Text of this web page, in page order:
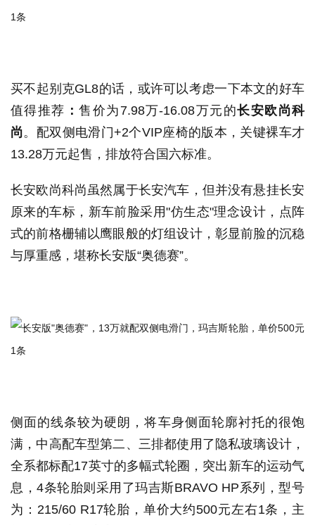
买不起别克GL8的话，或许可以考虑一下本文的好车
值得推荐 ：售价为7.98万-16.08万元的长安欧尚科
尚。配双侧电滑门+2个VIP座椅的版本，关键裸车才
13.28万元起售，排放符合国六标准。
长安欧尚科尚虽然属于长安汽车，但并没有悬挂长安
原来的车标，新车前脸采用"仿生态"理念设计，点阵
式的前格栅辅以鹰眼般的灯组设计，彰显前脸的沉稳
与厚重感，堪称长安版“奥德赛”。
侧面的线条较为硬朗，将车身侧面轮廓衬托的很饱
满，中高配车型第二、三排都使用了隐私玻璃设计，
全系都标配17英寸的多幅式轮圈，突出新车的运动气
息，4条轮胎则采用了玛吉斯BRAVO HP系列，型号
为：215/60 R17轮胎，单价大约500元左右1条，主